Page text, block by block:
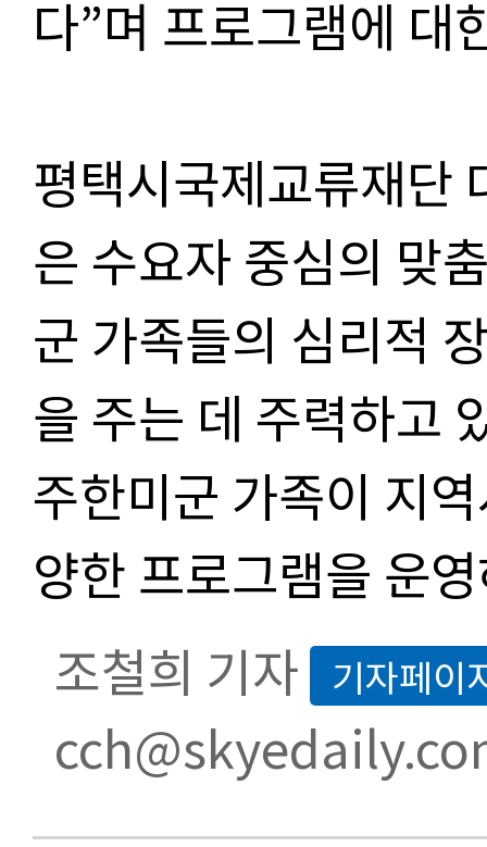
다”며 프로그램에 대
평택시국제교류재단
은 수요자 중심의 맞
군 가족들의 심리적
을 주는 데 주력하고
주한미군 가족이 지
양한 프로그램을 운
조철희 기자 기자페이